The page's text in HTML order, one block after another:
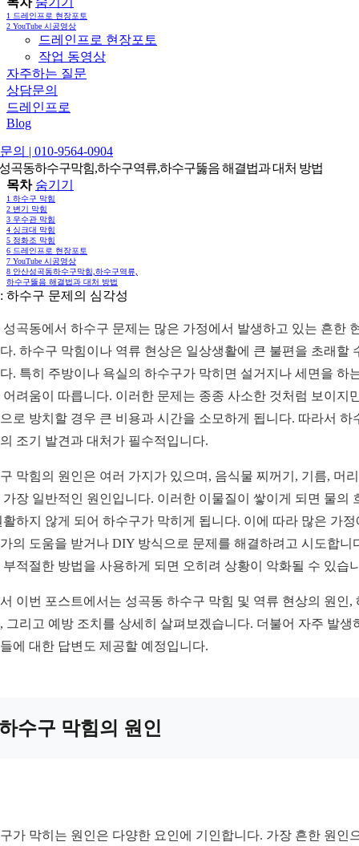
1 드레인프로 현장포토
2 YouTube 시공영상
드레인프로 현장포토
작업 동영상
자주하는 질문
상담문의
드레인프로
Blog
의 | 010-9564-0904
곡동하수구막힘,하수구역류,하수구뚫음 해결법과 대처 방법
목차 숨기기
1 하수구 막힘
2 변기 막힘
3 우수관 막힘
4 싱크대 막힘
5 정화조 막힘
6 드레인프로 현장포토
7 YouTube 시공영상
8 안산성곡동하수구막힘,하수구역류,
하수구뚫음 해결법과 대처 방법
하수구 문제의 심각성
성곡동에서 하수구 문제는 많은 가정에서 발생하고 있는 흔한
. 하수구 막힘이나 역류 현상은 일상생활에 큰 불편을 초래할
. 특히 주방이나 욕실의 하수구가 막히면 설거지나 세면을 하
어려움이 따릅니다. 이러한 문제는 종종 사소한 것처럼 보이지
로 방치할 경우 큰 비용과 시간을 소모하게 됩니다. 따라서 하
조기 발견과 대처가 필수적입니다.
막힘의 원인은 여러 가지가 있으며, 음식물 찌꺼기, 기름, 머
가장 일반적인 원인입니다. 이러한 이물질이 쌓이게 되면 물의
활하지 않게 되어 하수구가 막히게 됩니다. 이에 따라 많은 가정
의 도움을 받거나 DIY 방식으로 문제를 해결하려고 시도합니
부적절한 방법을 사용하게 되면 오히려 상황이 악화될 수 있습
이번 포스트에서는 성곡동 하수구 막힘 및 역류 현상의 원인,
그리고 예방 조치를 상세히 살펴보겠습니다. 더불어 자주 발생
에 대한 답변도 제공할 예정입니다.
수구 막힘의 원인
가 막히는 원인은 다양한 요인에 기인합니다. 가장 흔한 원인